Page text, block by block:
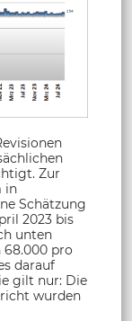
Zur
in
Schätzung
2023 bis
unten
pro
darauf
gilt nur: Die
wurden